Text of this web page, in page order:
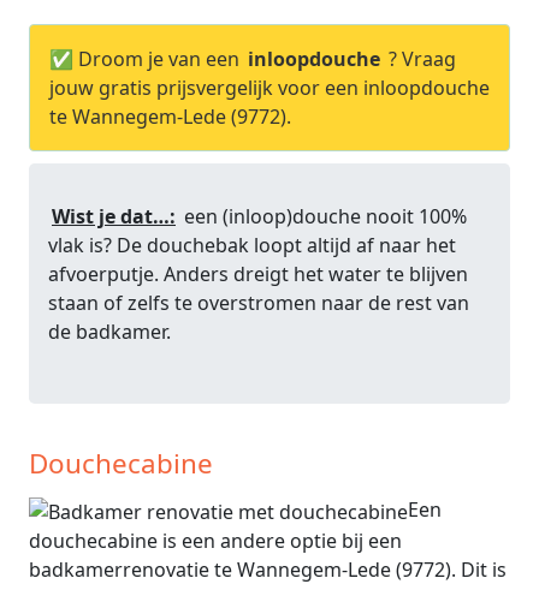
✅ Droom je van een inloopdouche ? Vraag
jouw gratis prijsvergelijk voor een inloopdouche
te Wannegem-Lede (9772).
Wist je dat…: een (inloop)douche nooit 100%
vlak is? De douchebak loopt altijd af naar het
afvoerputje. Anders dreigt het water te blijven
staan of zelfs te overstromen naar de rest van
de badkamer.
Douchecabine
Een
douchecabine is een andere optie bij een
badkamerrenovatie te Wannegem-Lede (9772). Dit is